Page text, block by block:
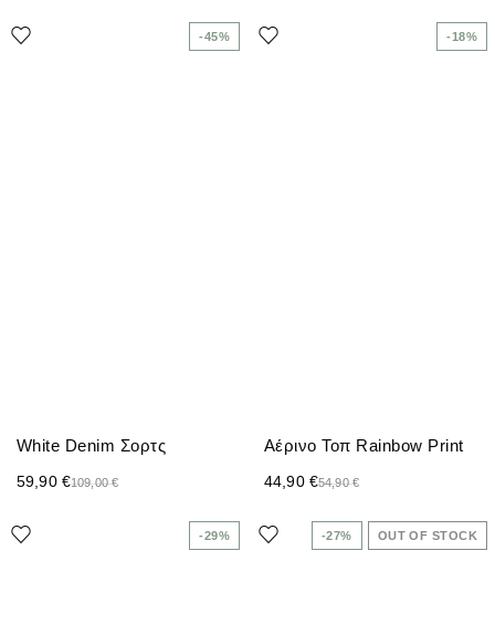
-45%
White Denim Σορτς
109,00€
59,90 €
-18%
Αέρινο Τοπ Rainbow Print
54,90€
44,90 €
-29% -27% OUT OF STOCK